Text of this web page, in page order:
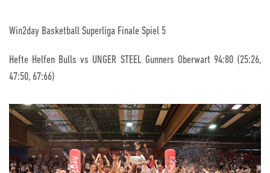
Win2day Basketball Superliga Finale Spiel 5
Hefte Helfen Bulls vs UNGER STEEL Gunners Oberwart 94:80 (25:26,
47:50, 67:66)